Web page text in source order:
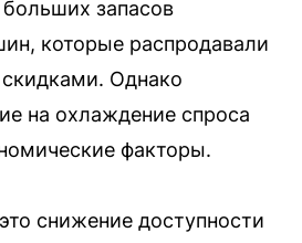
запасов
которые распродавали
Однако
на охлаждение спроса
факторы.
снижение доступности